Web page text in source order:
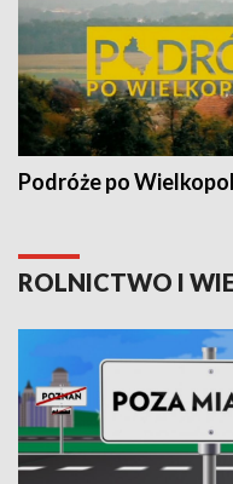
Podróże po
ROLNICTWO I